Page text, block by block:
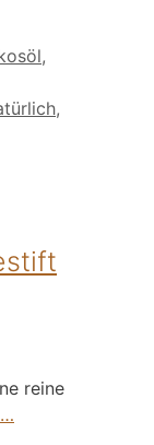
,
,
reine